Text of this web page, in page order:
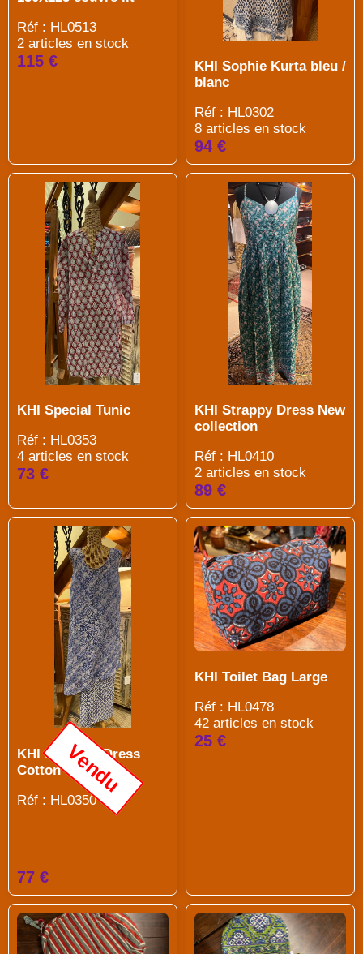
Réf : HL0513
2 articles en stock
115 €
KHI Sophie Kurta bleu /
blanc
Réf : HL0302
8 articles en stock
94 €
KHI Special Tunic
Réf : HL0353
4 articles en stock
73 €
KHI Strappy Dress New
collection
Réf : HL0410
2 articles en stock
89 €
KHI Summer Dress
Cotton
Réf : HL0350
Vendu
77 €
KHI Toilet Bag Large
Réf : HL0478
42 articles en stock
25 €